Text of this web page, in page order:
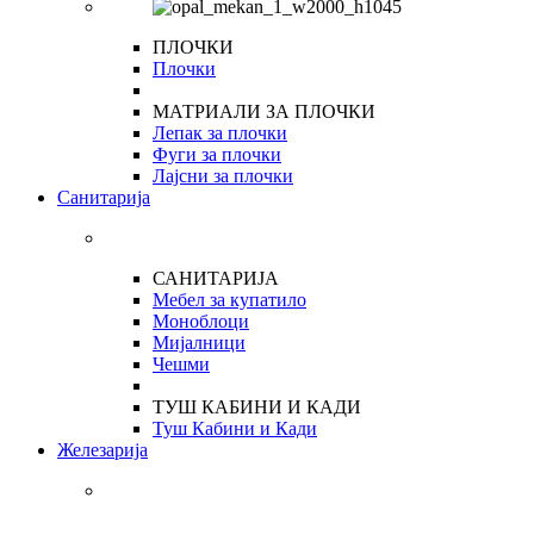
ПЛОЧКИ
Плочки
МАТРИАЛИ ЗА ПЛОЧКИ
Лепак за плочки
Фуги за плочки
Лајсни за плочки
Санитарија
САНИТАРИЈА
Мебел за купатило
Моноблоци
Мијалници
Чешми
ТУШ КАБИНИ И КАДИ
Туш Кабини и Кади
Железарија